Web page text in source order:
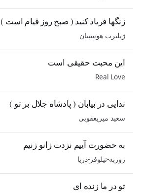
زنگها فریاد کنید ( صبح روز قیام است )
ژیلبرت هوسپیان
این محبت حقیقی است
Real Love
ندایی در بیابان ( پادشاه جلال بر تو )
سعید میریعقوبی
به حضورت آییم نزدت زانو زنیم
روزبه-نیلوفر-دریا
تو در ما زنده ای